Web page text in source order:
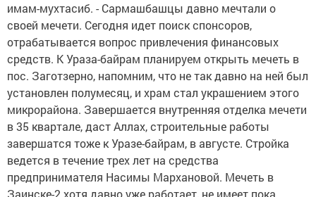
имам-мухтасиб. - Сармашбашцы давно мечтали о
своей мечети. Сегодня идет поиск спонсоров,
отрабатывается вопрос привлечения финансовых
средств. К Ураза-байрам планируем открыть мечеть в
пос. Заготзерно, напомним, что не так давно на ней был
установлен полумесяц, и храм стал украшением этого
микрорайона. Завершается внутренняя отделка мечети
в 35 квартале, даст Аллах, строительные работы
завершатся тоже к Уразе-байрам, в августе. Стройка
ведется в течение трех лет на средства
предпринимателя Насимы Мархановой. Мечеть в